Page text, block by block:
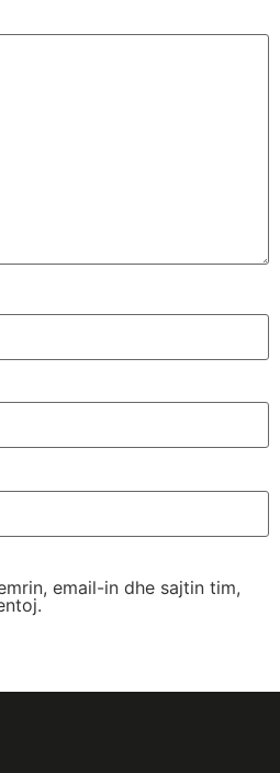
email-in dhe sajtin tim,